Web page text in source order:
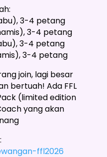
3-4 petang
3-4 petang
3-4 petang
3-4 petang
join, lagi besar
bertuah! Ada FFL
(limited edition
yang akan
ffl2026